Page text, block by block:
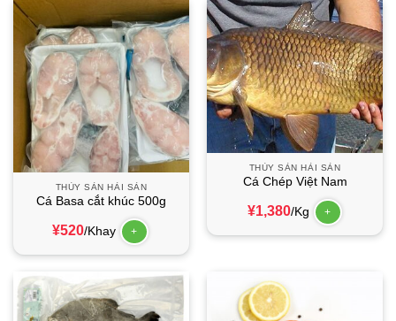
THỦY SẢN HẢI SẢN
Cá Basa cắt khúc 500g
¥520/Khay +
THỦY SẢN HẢI SẢN
Cá Chép Việt Nam
¥1,380/Kg +